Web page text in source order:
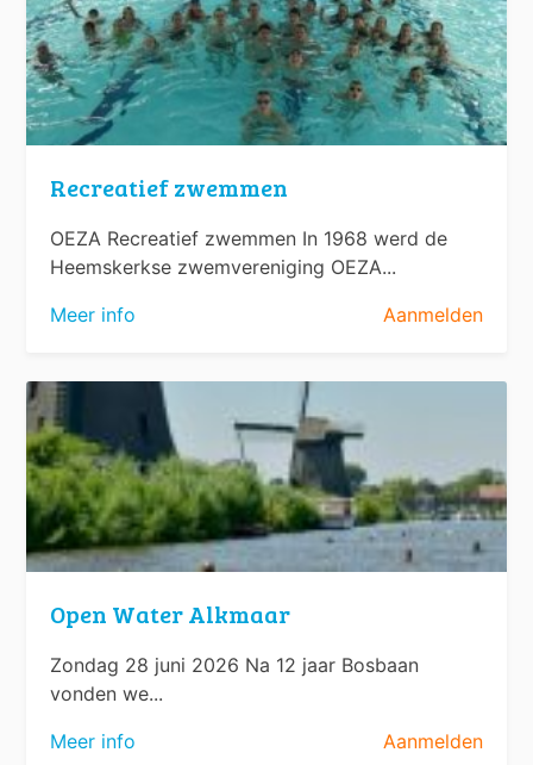
Recreatief zwemmen
OEZA Recreatief zwemmen In 1968 werd de
Heemskerkse zwemvereniging OEZA...
Meer info
Aanmelden
Open Water Alkmaar
Zondag 28 juni 2026 Na 12 jaar Bosbaan
vonden we...
Meer info
Aanmelden